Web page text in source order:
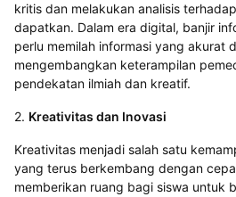
kritis dan melakukan analisis
dapatkan. Dalam era digital, banjir
perlu memilah informasi yang akurat
mengembangkan keterampilan
pendekatan ilmiah dan kreatif.
2. Kreativitas dan Inovasi
Kreativitas menjadi salah satu
yang terus berkembang dengan
memberikan ruang bagi siswa untuk